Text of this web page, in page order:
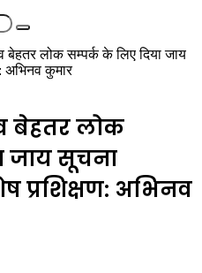
Search
लोक सम्पर्क के लिए दिया जाय
अभिनव कुमार
बेहतर लोक
जाय सूचना
प्रशिक्षण: अभिनव